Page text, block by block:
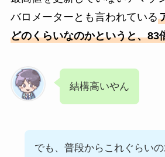
バロメーターとも言われている
どのくらいなのかというと、83
結構高いやん
でも、普段からこれぐらい